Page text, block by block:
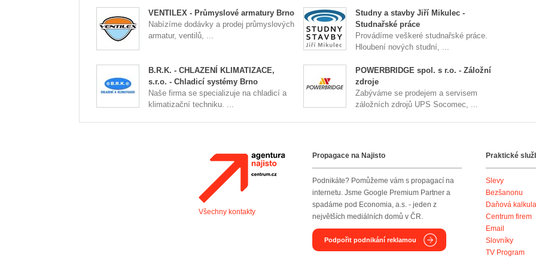
VENTILEX - Průmyslové armatury Brno
Nabízíme dodávky a prodej průmyslových
armatur, ventilů, ...
Studny a stavby Jiří Mikulec -
Studnařské práce
Provádíme veškeré studnařské práce.
Hloubení nových studní, ...
B.R.K. - CHLAZENÍ KLIMATIZACE,
s.r.o. - Chladicí systémy Brno
Naše firma se specializuje na chladicí a
klimatizační techniku. ...
POWERBRIDGE spol. s r.o. - Záložní
zdroje
Zabýváme se prodejem a servisem
záložních zdrojů UPS Socomec, ...
Agentura Najisto
Všechny kontakty
Propagace na Najisto
Podnikáte? Pomůžeme vám s propagací na
internetu. Jsme Google Premium Partner a
spadáme pod Economia, a.s. - jeden z
největších mediálních domů v ČR.
Podpořit podnikání reklamou
Praktické
Slevy
Bezšanonu
Daňová
Centrum firem
Email
Slovníky
TV Program